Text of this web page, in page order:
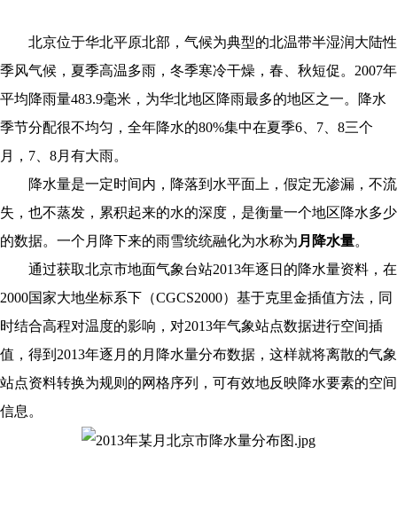
北京位于华北平原北部，气候为典型的北温带半湿润大陆性
季风气候，夏季高温多雨，冬季寒冷干燥，春、秋短促。 2007年
平均降雨量483.9毫米，为华北地区降雨最多的地区之一。降水
季节分配很不均匀，全年降水的80%集中在夏季6、7、8三个
月，7、8月有大雨。
降水量是一定时间内，降落到水平面上，假定无渗漏，不流
失，也不蒸发，累积起来的水的深度，是衡量一个地区降水多少
的数据。 一个月降下来的雨雪统统融化为水称为 月降水量。
通过获取北京市地面气象台站2013年逐日的降水量资料，在
2000国家大地坐标系下（CGCS2000）基于克里金插值方法，同
时结合高程对温度的影响，对2013年气象站点数据进行空间插
值，得到2013年逐月的月降水量分布数据，这样就将离散的气象
站点资料转换为规则的网格序列，可有效地反映降水要素的空间
信息。